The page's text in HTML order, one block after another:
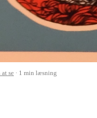
se 1 min læsning